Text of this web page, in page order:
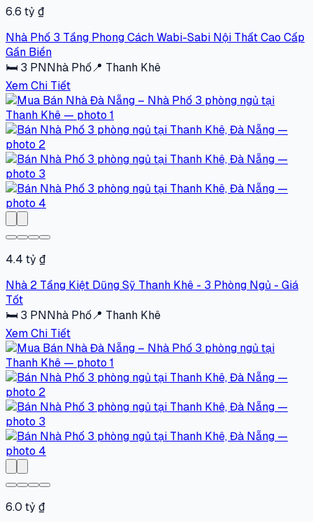
6.6 tỷ ₫
Nhà Phố 3 Tầng Phong Cách Wabi-Sabi Nội Thất Cao Cấp
Gần Biển
🛏 3 PNNhà Phố📍 Thanh Khê
Xem Chi Tiết
4.4 tỷ ₫
Nhà 2 Tầng Kiệt Dũng Sỹ Thanh Khê - 3 Phòng Ngủ - Giá
Tốt
🛏 3 PNNhà Phố📍 Thanh Khê
Xem Chi Tiết
6.0 tỷ ₫